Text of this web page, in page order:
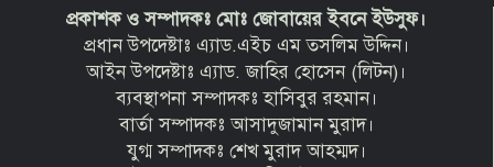
প্রকাশক ও সম্পাদকঃ মোঃ জোবায়ের ইবনে ইউসুফ।
প্রধান উপদেষ্টাঃ এ্যাড.এইচ এম তসলিম উদ্দিন।
আইন উপদেষ্টাঃ এ্যাড. জাহির হোসেন (লিটন)।
ব্যবস্থাপনা সম্পাদকঃ হাসিবুর রহমান।
বার্তা সম্পাদকঃ আসাদুজামান মুরাদ।
যুগ্ম সম্পাদকঃ শেখ মুরাদ আহম্মদ।